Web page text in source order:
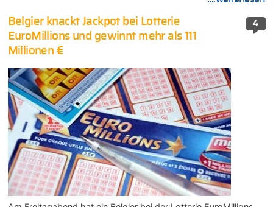
4
Belgier knackt Jackpot bei Lotterie
EuroMillions und gewinnt mehr als 111
Millionen €